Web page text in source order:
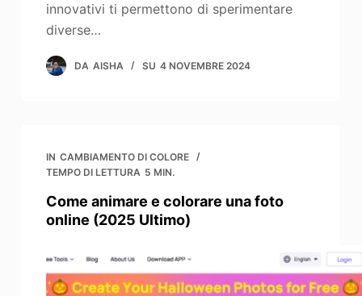
innovativi ti permettono di sperimentare
diverse…
DA AISHA SU 4 NOVEMBRE 2024
IN CAMBIAMENTO DI COLORE
TEMPO DI LETTURA 5 MIN.
Come animare e colorare una foto
online (2025 Ultimo)